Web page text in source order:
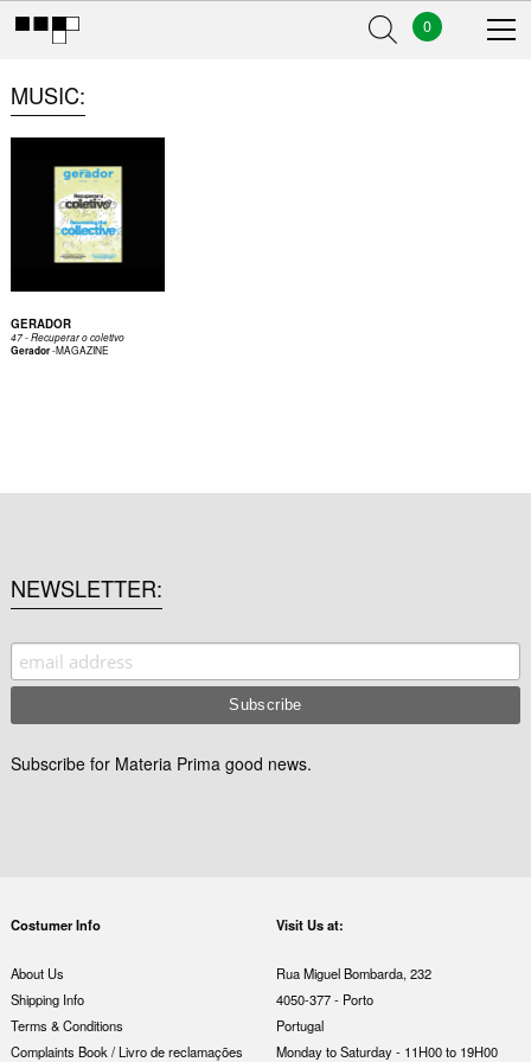
0
MUSIC
GERADOR
47 - Recuperar o coletivo
Gerador-MAGAZINE
NEWSLETTER
Subscribe for Materia Prima good news.
Costumer Info
About Us
Shipping Info
Terms & Conditions
Complaints Book / Livro de reclamações
Visit Us at:
Rua Miguel Bombarda, 232
4050-377 - Porto
Portugal
Monday to Saturday - 11H00 to 19H00